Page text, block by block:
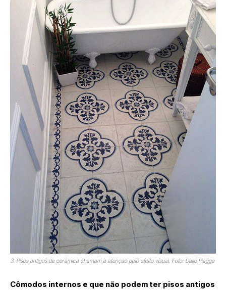
3. Pisos antigos de cerâmica chamam a atenção pelo efeito visual. Foto: Dalle Piagge
Cômodos internos e que não podem ter pisos antigos